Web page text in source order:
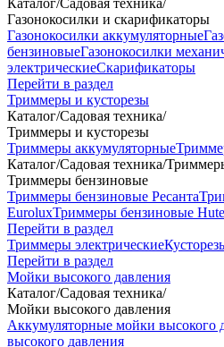
Каталог/Садовая техника/
Газонокосилки и скарификаторы
Газонокосилки аккумуляторные
бензиновыеГазонокосилки
электрическиеСкарификаторы
Перейти в раздел
Триммеры и кусторезы
Каталог/Садовая техника/
Триммеры и кусторезы
Триммеры аккумуляторные
Каталог/Садовая техника/
Триммеры бензиновые
Триммеры бензиновые Ресанта
EuroluxТриммеры бензиновые
Перейти в раздел
Триммеры электрические
Перейти в раздел
Мойки высокого давления
Каталог/Садовая техника/
Мойки высокого давления
Аккумуляторные мойки высокого
высокого давления